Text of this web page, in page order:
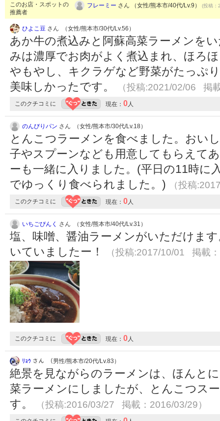
このお店・スポットの
推薦者
フレーミー さん （女性/熊本市/40代/Lv.9） (投稿
ひよこ豆 さん （女性/熊本市/30代/Lv.56）
あか牛の煮込みと阿蘇高菜ラーメンを
みは濃厚でお肉がよく煮込まれ、ほろ
やもやし、キクラゲなど野菜がたっぷ
美味しかったです。
（投稿:2021/02/06 掲
このクチコミに 現在： 0 人
のんびりパン さん （女性/熊本市/30代/Lv.18）
とんこつラーメンを食べました。おい
子やスプーンなども用意してもらえて
ーも一緒に入りました。(平日の11時に
でゆっくり食べられました。)
（投稿
このクチコミに 現在： 0 人
いちごぴんく さん （女性/熊本市/40代/Lv.31）
塩、味噌、醤油ラーメンがいただけま
いていましたー！
（投稿:2017/10/01 掲載
このクチコミに 現在： 0 人
ﾘｮｳ さん （男性/熊本市/20代/Lv.83）
絶景を見ながらのラーメンは、ほんと
菜ラーメンにしましたが、とんこつス
す。
（投稿:2016/03/27 掲載：2016/03/29）